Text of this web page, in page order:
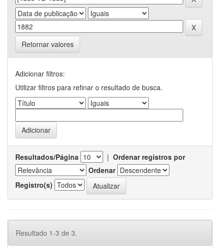
Retornar valores
Adicionar filtros:
Utilizar filtros para refinar o resultado de busca.
Resultados/Página | Ordenar registros por
Ordenar
Registro(s)
Resultado 1-3 de 3.